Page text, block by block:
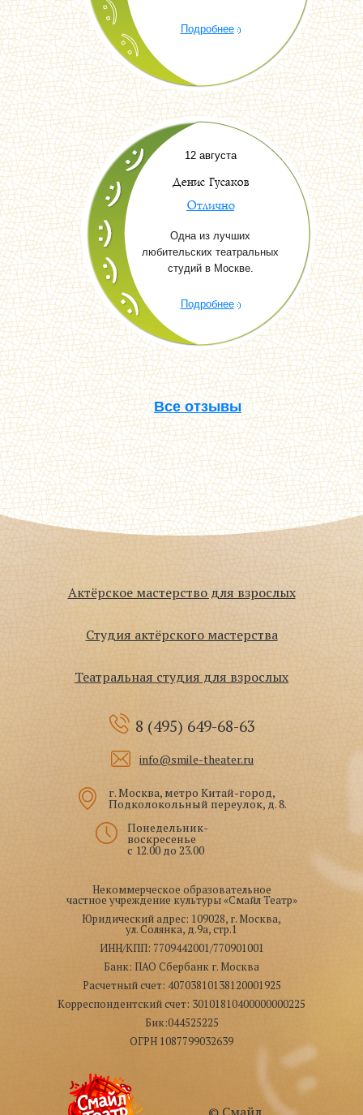
Подробнее
12 августа
Денис Гусаков
Отлично
Одна из лучших
любительских театральных
студий в Москве.
Подробнее
Все отзывы
© Смайл
Актёрское мастерство для взрослых
Студия актёрского мастерства
Театральная студия для взрослых
8 (495)649-68-63
info@smile-theater.ru
г. Москва, метро Китай-город,
Подколокольный переулок, д. 8.
Понедельник-
воскресенье
с 12.00 до 23.00
Некоммерческое образовательное
частное учреждение культуры «Смайл Театр»
Юридический адрес: 109028, г. Москва,
ул. Солянка, д.9а, стр.1
ИНН/КПП: 7709442001/770901001
Банк: ПАО Сбербанк г. Москва
Расчетный счет: 40703810138120001925
Корреспондентский счет: 30101810400000000225
Бик:044525225
ОГРН 1087799032639